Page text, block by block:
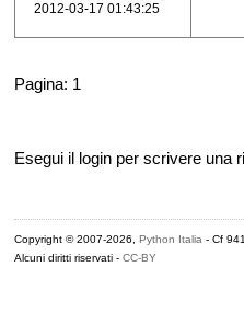
2012-03-17 01:43:25
Pagina: 1
Esegui il login per scrivere una
Copyright © 2007-2026, Python Italia- Cf
Alcuni diritti riservati - CC-BY